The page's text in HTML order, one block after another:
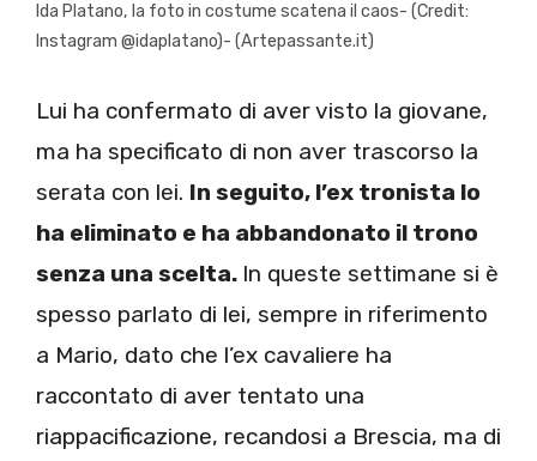
Ida Platano, la foto in costume scatena il caos- (Credit:
Instagram @idaplatano)- (Artepassante.it)
Lui ha confermato di aver visto la giovane,
ma ha specificato di non aver trascorso la
serata con lei. In seguito, l’ex tronista lo
ha eliminato e ha abbandonato il trono
senza una scelta. In queste settimane si è
spesso parlato di lei, sempre in riferimento
a Mario, dato che l’ex cavaliere ha
raccontato di aver tentato una
riappacificazione, recandosi a Brescia, ma di